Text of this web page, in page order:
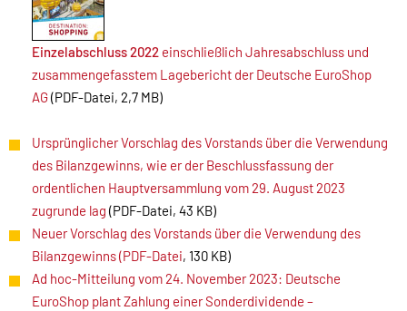
Einzelabschluss 2022 einschließlich Jahresabschluss und
zusammengefasstem Lagebericht der Deutsche EuroShop
AG(PDF-Datei, 2,7 MB)
Ursprünglicher Vorschlag des Vorstands über die Verwendung
des Bilanzgewinns, wie er der Beschlussfassung der
ordentlichen Hauptversammlung vom 29. August 2023
zugrunde lag (PDF-Datei, 43 KB)
Neuer Vorschlag des Vorstands über die Verwendung des
Bilanzgewinns (PDF-Datei, 130 KB)
Ad hoc-Mitteilung vom 24. November 2023: Deutsche
EuroShop plant Zahlung einer Sonderdividende –